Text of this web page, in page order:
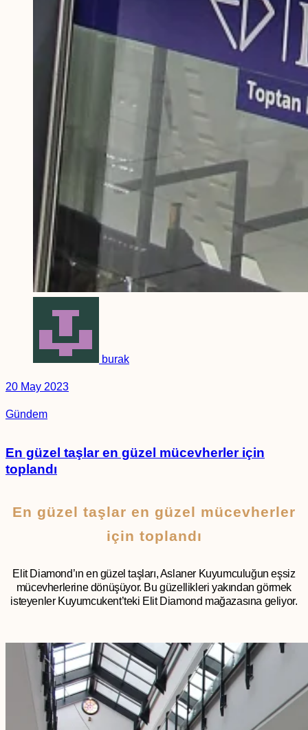
burak
20 May 2023
Gündem
En güzel taşlar en güzel mücevherler için
toplandı
En güzel taşlar en güzel mücevherler
için toplandı
Elit Diamond’ın en güzel taşları, Aslaner Kuyumculuğun eşsiz
mücevherlerine dönüşüyor. Bu güzellikleri yakından görmek
isteyenler Kuyumcukent’teki Elit Diamond mağazasına geliyor.